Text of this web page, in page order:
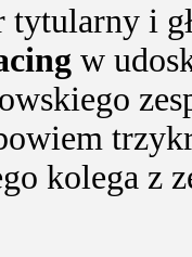
i
w
kolega z